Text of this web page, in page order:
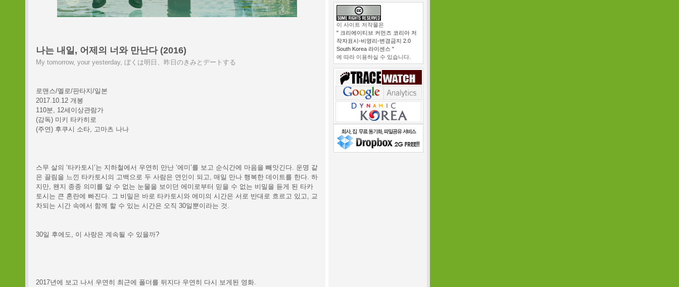
나는 내일, 어제의 너와 만난다 (2016)
My tomorrow, your yesterday, ぼくは明日、昨日のきみとデートする
로맨스/멜로/판타지/일본
2017.10.12 개봉
110분, 12세이상관람가
(감독) 미키 타카히로
(주연) 후쿠시 소타, 고마츠 나나
스무 살의 ‘타카토시’는 지하철에서 우연히 만난 ‘에미’를 보고 순식간에 마음을 빼앗긴다. 운명 같
은 끌림을 느낀 타카토시의 고백으로 두 사람은 연인이 되고, 매일 만나 행복한 데이트를 한다. 하
지만, 왠지 종종 의미를 알 수 없는 눈물을 보이던 에미로부터 믿을 수 없는 비밀을 듣게 된 타카
토시는 큰 혼란에 빠진다. 그 비밀은 바로 타카토시와 에미의 시간은 서로 반대로 흐르고 있고, 교
차되는 시간 속에서 함께 할 수 있는 시간은 오직 30일뿐이라는 것.
30일 후에도, 이 사랑은 계속될 수 있을까?
2017년에 보고 나서 우연히 최근에 폴더를 뒤지다 우연히 다시 보게된 영화.
이 사이트 저작물은
" 크리에이티브 커먼즈 코리아 저
작자표시-비영리-변경금지 2.0
South Korea 라이센스 "
에 따라 이용하실 수 있습니다.